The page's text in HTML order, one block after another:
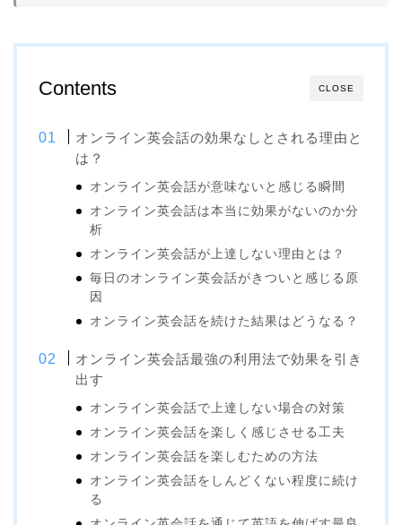
CLOSE
Contents
オンライン英会話の効果なしとされる理由と
は？
オンライン英会話が意味ないと感じる瞬間
オンライン英会話は本当に効果がないのか分
析
オンライン英会話が上達しない理由とは？
毎日のオンライン英会話がきついと感じる原
因
オンライン英会話を続けた結果はどうなる？
オンライン英会話最強の利用法で効果を引き
出す
オンライン英会話で上達しない場合の対策
オンライン英会話を楽しく感じさせる工夫
オンライン英会話を楽しむための方法
オンライン英会話をしんどくない程度に続け
る